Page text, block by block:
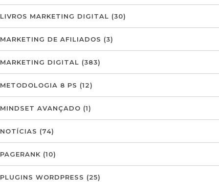
LIVROS MARKETING DIGITAL (30)
MARKETING DE AFILIADOS (3)
MARKETING DIGITAL (383)
METODOLOGIA 8 PS (12)
MINDSET AVANÇADO (1)
NOTÍCIAS (74)
PAGERANK (10)
PLUGINS WORDPRESS (25)